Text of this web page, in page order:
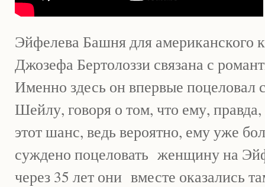
Эйфелева Башня для американского
Джозефа Бертолоззи связана с
Именно здесь он впервые
Шейлу, говоря о том, что ему,
этот шанс, ведь вероятно, ему уже
суждено поцеловать женщину на
через 35 лет они вместе оказались